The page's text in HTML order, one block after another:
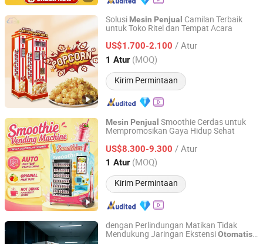
Solusi Mesin Penjual Camilan Terbaik
untuk Toko Ritel dan Tempat Acara
US$1.700-2.100 / Atur
1 Atur (MOQ)
Kirim Permintaan
Guangzhou Caiyunjuan Intelligent Technology Co., Ltd.
Guangdong, China Harga mulai 2025
Mesin Penjual Smoothie Cerdas untuk
Mempromosikan Gaya Hidup Sehat
US$8.300-9.300 / Atur
1 Atur (MOQ)
Kirim Permintaan
Guangzhou Caiyunjuan Intelligent Technology Co., Ltd.
Guangdong, China Harga mulai 2025
dengan Perlindungan Matikan Tidak
Mendukung Jaringan EkstensiOtomatis
Shenzhen Haha Zero Beast Technology Co., Ltd.